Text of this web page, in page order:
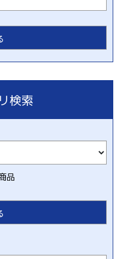
検索
品